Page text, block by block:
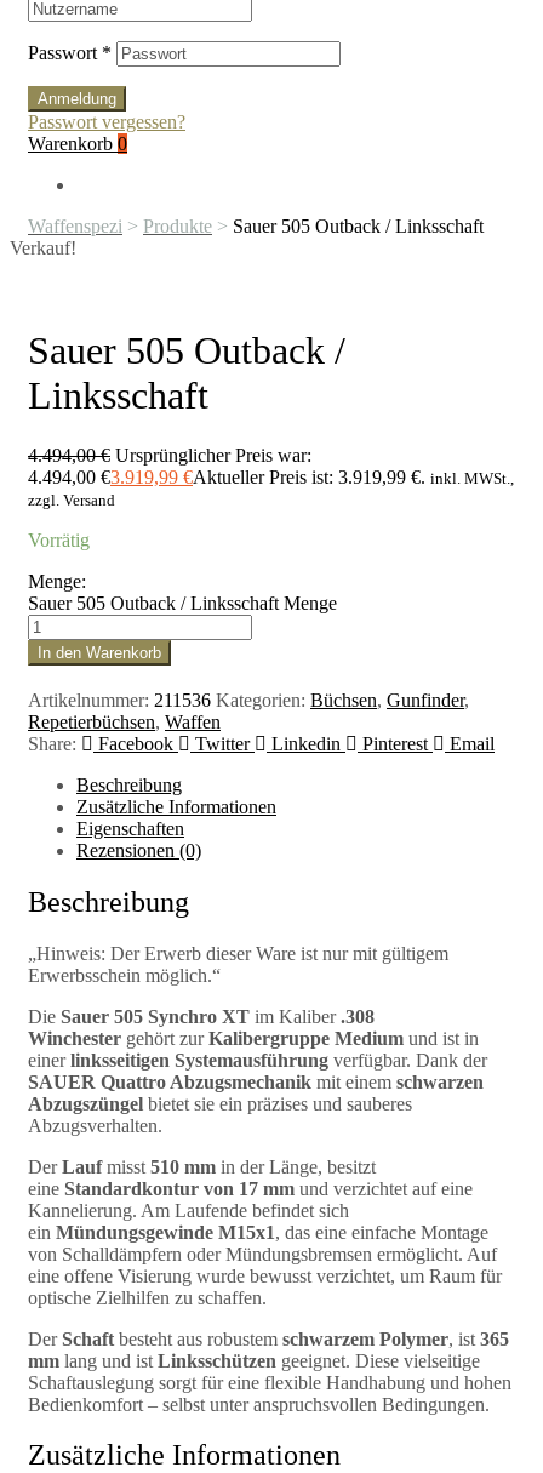
Passwort *
Anmeldung
Passwort vergessen?
Warenkorb 0
Waffenspezi > Produkte > Sauer 505 Outback / Linksschaft
Verkauf!
Sauer 505 Outback /
Linksschaft
4.494,00€ Ursprünglicher Preis war:
4.494,00 €3.919,99 €Aktueller Preis ist: 3.919,99 €. inkl. MWSt.,
zzgl. Versand
Vorrätig
Menge:
Sauer 505 Outback / Linksschaft Menge
In den Warenkorb
Artikelnummer: 211536 Kategorien: Büchsen, Gunfinder,
Repetierbüchsen, Waffen
Share:
Facebook Twitter Linkedin Pinterest
Email
Beschreibung
Zusätzliche Informationen
Eigenschaften
Rezensionen (0)
Beschreibung
„Hinweis: Der Erwerb dieser Ware ist nur mit gültigem
Erwerbsschein möglich.“
Die Sauer 505 Synchro XT im Kaliber.308
Winchester gehört zurKalibergruppe Medium und ist in
einerlinksseitigen Systemausführung verfügbar. Dank der
SAUER Quattro Abzugsmechanik mit einem schwarzen
Abzugszüngel bietet sie ein präzises und sauberes
Abzugsverhalten.
DerLaufmisst 510 mm in der Länge, besitzt
eine Standardkontur von 17 mm und verzichtet auf eine
Kannelierung. Am Laufende befindet sich
ein Mündungsgewinde M15x1, das eine einfache Montage
von Schalldämpfern oder Mündungsbremsen ermöglicht. Auf
eine offene Visierung wurde bewusst verzichtet, um Raum für
optische Zielhilfen zu schaffen.
DerSchaft besteht aus robustem schwarzem Polymer, ist 365
mm lang und ist Linksschützen geeignet. Diese vielseitige
Schaftauslegung sorgt für eine flexible Handhabung und hohen
Bedienkomfort – selbst unter anspruchsvollen Bedingungen.
Zusätzliche Informationen